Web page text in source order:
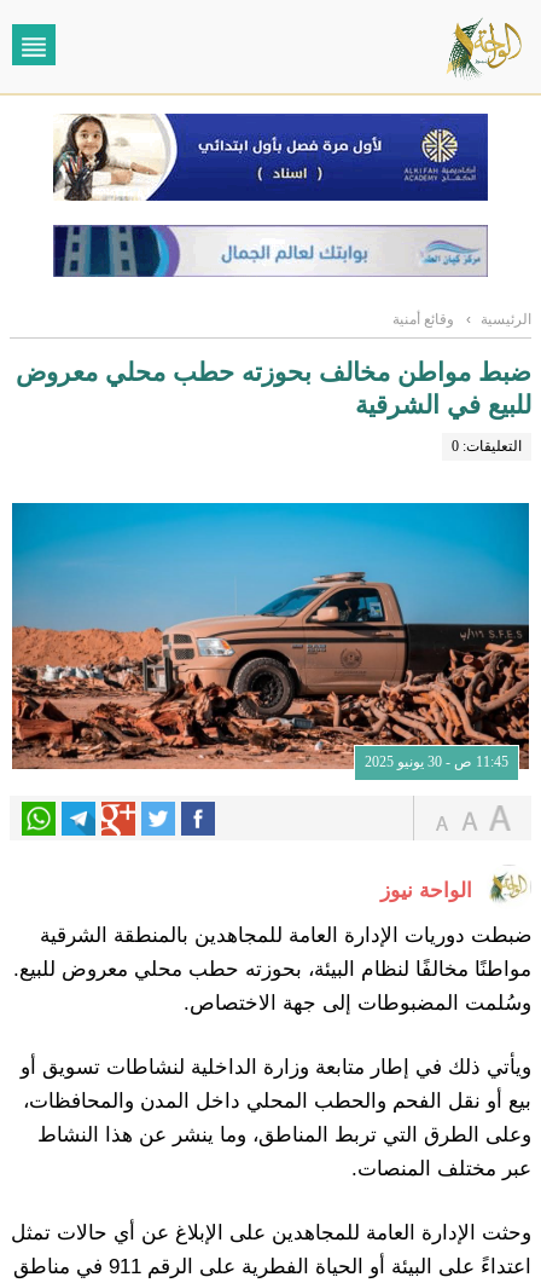
الرئيسية › وقائع أمنية
ضبط مواطن مخالف بحوزته حطب محلي معروض
للبيع في الشرقية
التعليقات: 0
11:45 ص - 30 يونيو 2025
الواحة نيوز
ضبطت دوريات الإدارة العامة للمجاهدين بالمنطقة الشرقية
مواطنًا مخالفًا لنظام البيئة، بحوزته حطب محلي معروض للبيع.
وسُلمت المضبوطات إلى جهة الاختصاص.
ويأتي ذلك في إطار متابعة وزارة الداخلية لنشاطات تسويق أو
بيع أو نقل الفحم والحطب المحلي داخل المدن والمحافظات،
وعلى الطرق التي تربط المناطق، وما ينشر عن هذا النشاط
عبر مختلف المنصات.
وحثت الإدارة العامة للمجاهدين على الإبلاغ عن أي حالات تمثل
اعتداءً على البيئة أو الحياة الفطرية على الرقم 911 في مناطق